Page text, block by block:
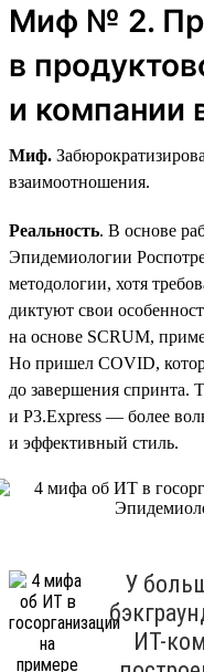
Миф № 2.
в
и компании
Миф.
взаимоотношения.
Реальность. В основе
Эпидемиологии
методологии, хотя
диктуют свои
на основе SCRUM,
Но пришел COVID,
до завершения спринта.
и P3.Express — более
и эффективный стиль.
У
ИТ-